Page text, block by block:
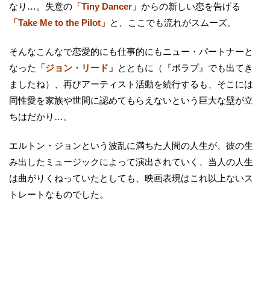
なり…。失意の 「Tiny Dancer」 からの新しい恋を告げる
「Take Me to the Pilot」 と、ここでも流れがスムーズ。
そんなこんなで恋愛的にも仕事的にもニュー・パートナーと
なった
「ジョン・リード」 とともに（『ボラプ』でも出てき
ましたね）、再びアーティスト活動を続行するも、そこには
同性愛を家族や世間に認めてもらえないという巨大な壁が立
ちはだかり…。
エルトン・ジョンという波乱に満ちた人間の人生が、彼の生
み出したミュージックによって演出されていく、当人の人生
は曲がりくねっていたとしても、映画表現はこれ以上ないス
トレートなものでした。